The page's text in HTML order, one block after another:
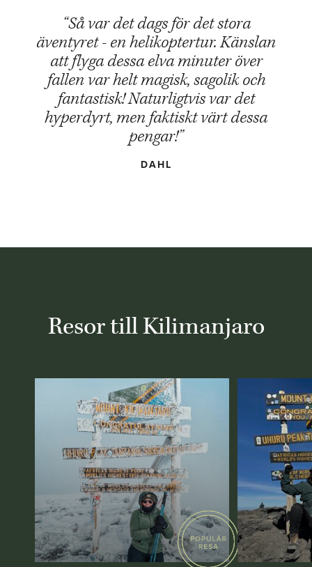
“Så var det dags för det stora
äventyret - en helikoptertur. Känslan
att flyga dessa elva minuter över
fallen var helt magisk, sagolik och
fantastisk! Naturligtvis var det
hyperdyrt, men faktiskt värt dessa
pengar!”
DAHL
Resor till Kilimanjaro